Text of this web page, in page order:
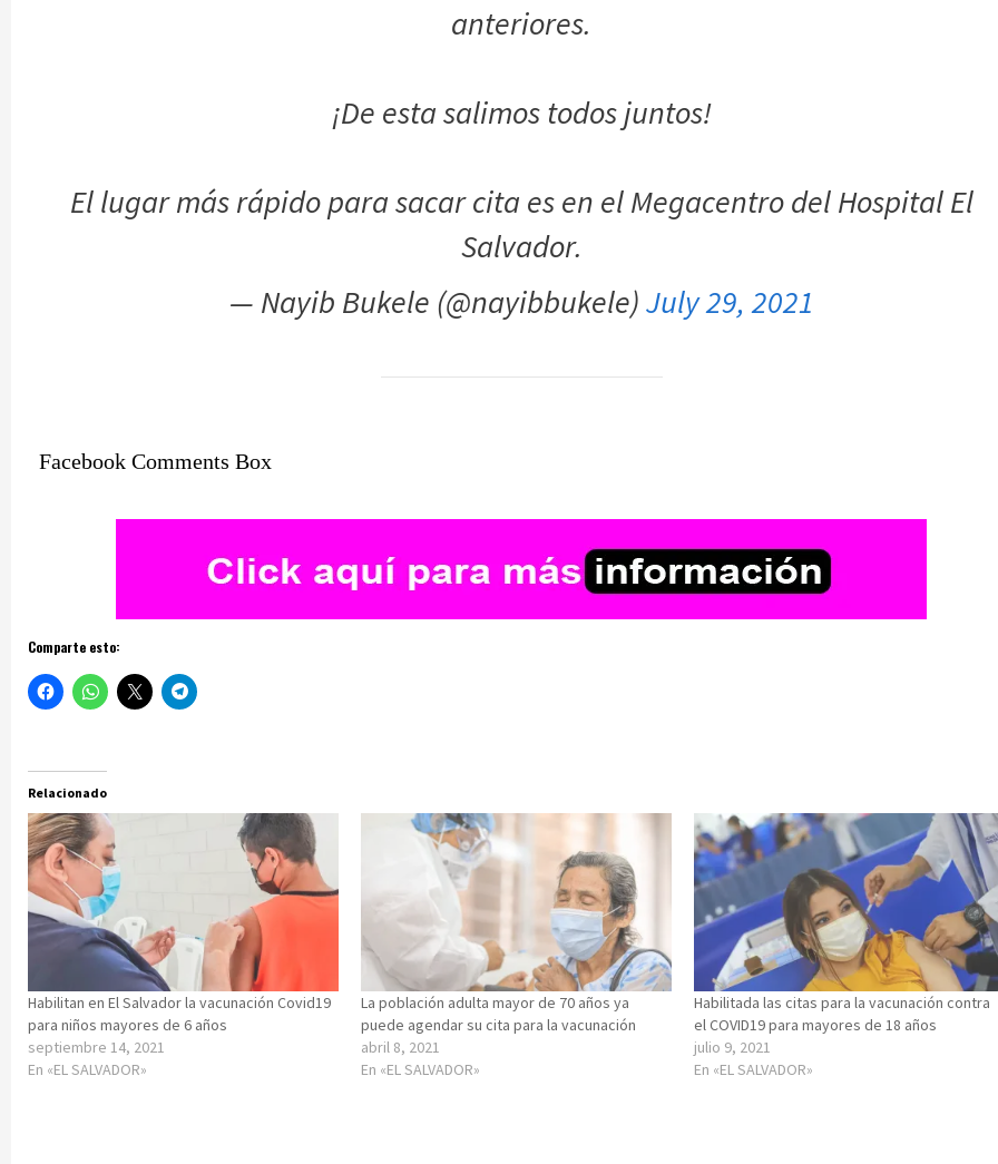
anteriores.
¡De esta salimos todos juntos!
El lugar más rápido para sacar cita es en el Megacentro del Hospital El
Salvador.
— Nayib Bukele (@nayibbukele)July 29, 2021
Facebook Comments Box
Comparte esto:
Relacionado
Habilitan en El Salvador la vacunación Covid19
para niños mayores de 6 años
septiembre 14, 2021
En «EL SALVADOR»
La población adulta mayor de 70 años ya
puede agendar su cita para la vacunación
abril 8, 2021
En «EL SALVADOR»
Habilitada las citas para la vacunación contra
el COVID19 para mayores de 18 años
julio 9, 2021
En «EL SALVADOR»